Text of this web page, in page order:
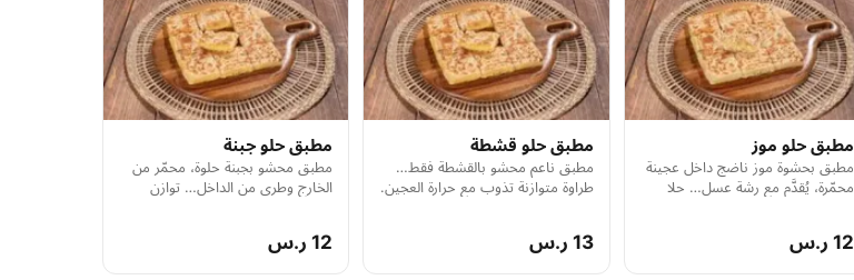
مطبق حلو موز
مطبق بحشوة موز ناضج داخل عجينة
محمّرة، يُقدَّم مع رشة عسل… حلا
12 ر.س
مطبق حلو قشطة
مطبق ناعم محشو بالقشطة فقط…
طراوة متوازنة تذوب مع حرارة العجين.
13 ر.س
مطبق حلو جبنة
مطبق محشو بجبنة حلوة، محمّر من
الخارج وطري من الداخل… توازن
12 ر.س